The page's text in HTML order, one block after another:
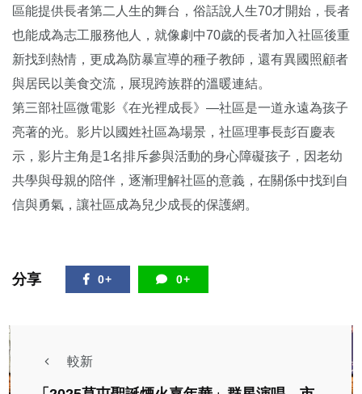
區能提供長者第二人生的舞台，俗話說人生70才開始，長者
也能成為志工服務他人，就像劇中70歲的長者加入社區後重
新找到熱情，更成為防暴宣導的種子教師，還有異國照顧者
與居民以美食交流，展現跨族群的溫暖連結。
第三部社區微電影《在光裡成長》—社區是一道永遠為孩子
亮著的光。影片以國姓社區為場景，社區理事長彭百慶表
示，影片主角是1名排斥參與活動的身心障礙孩子，因老幼
共學與母親的陪伴，逐漸理解社區的意義，在關係中找到自
信與勇氣，讓社區成為兒少成長的保護網。
分享 0+ 0+
較新